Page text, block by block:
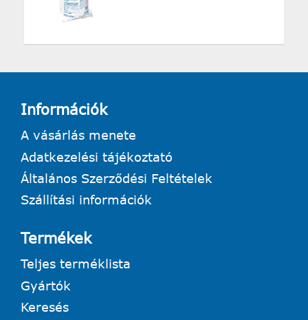
Információk
A vásárlás menete
Adatkezelési tájékoztató
Általános Szerződési Feltételek
Szállítási információk
Termékek
Teljes terméklista
Gyártók
Keresés